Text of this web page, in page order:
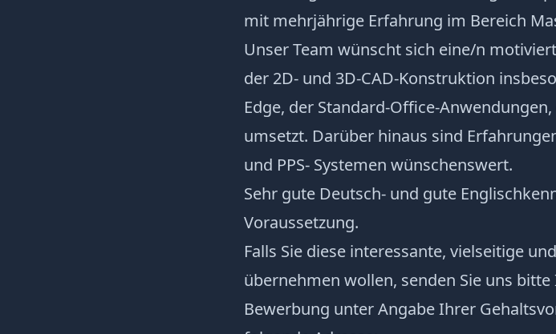
mit mehrjährige Erfahrung im Bereich
Unser Team wünscht sich eine/n
der 2D- und 3D-CAD-Konstruktion
Edge, der Standard-Office-
umsetzt. Darüber hinaus sind
und PPS- Systemen wünschenswert.
Sehr gute Deutsch- und gute
Voraussetzung.
Falls Sie diese interessante, vielseitige
übernehmen wollen, senden Sie uns
Bewerbung unter Angabe Ihrer